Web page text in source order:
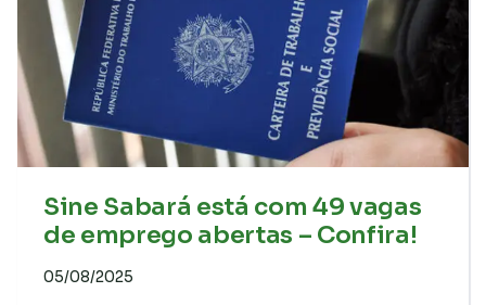
Sine Sabará está com 49 vagas
de emprego abertas – Confira!
05/08/2025